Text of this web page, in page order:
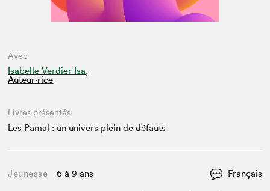
Avec
Isabelle Verdier Isa,
Auteur·rice
Livres présentés
Les Pamal : un univers plein de défauts
Jeunesse 6 à 9 ans Français